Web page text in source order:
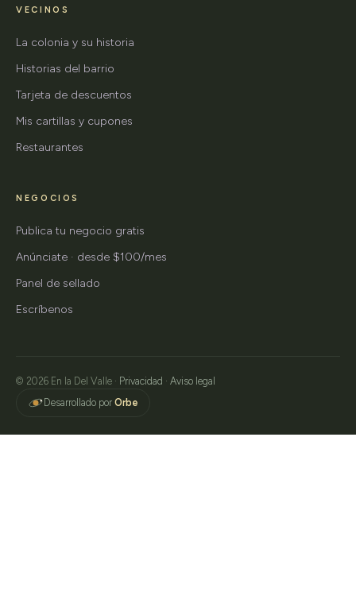
VECINOS
La colonia y su historia
Historias del barrio
Tarjeta de descuentos
Mis cartillas y cupones
Restaurantes
NEGOCIOS
Publica tu negocio gratis
Anúnciate · desde $100/mes
Panel de sellado
Escríbenos
© 2026 En la Del Valle · Privacidad · Aviso legal
Desarrollado por Orbe